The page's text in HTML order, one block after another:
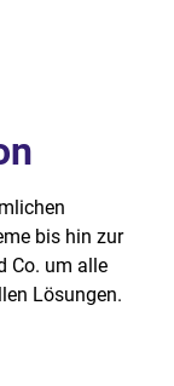
bis hin zur
Co. um alle
Lösungen.